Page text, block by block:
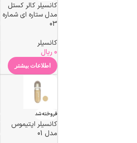
کانسیلر کالر کستل
مدل ستاره ای شماره
03
کانسیلر
0 ریال
اطلاعات بیشتر
فروخته شد
کانسیلر اپتیموس
مدل 01